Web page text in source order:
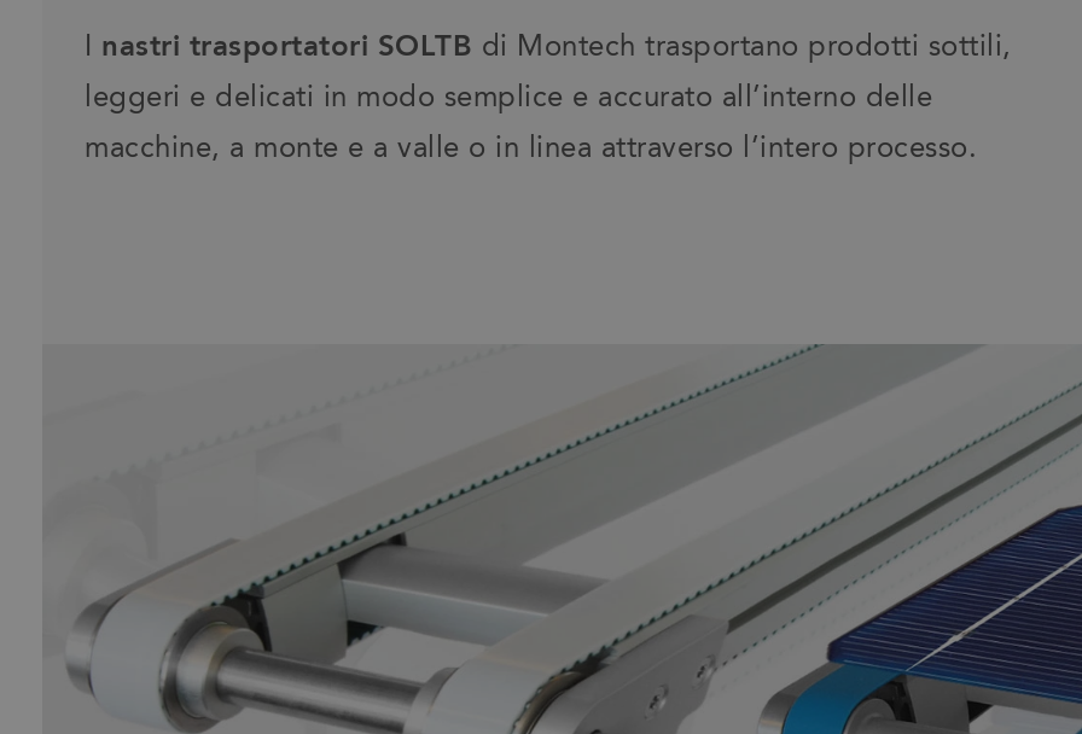
I nastri trasportatori SOLTB di Montech trasportano prodotti sottili,
leggeri e delicati in modo semplice e accurato all’interno delle
macchine, a monte e a valle o in linea attraverso l’intero processo.